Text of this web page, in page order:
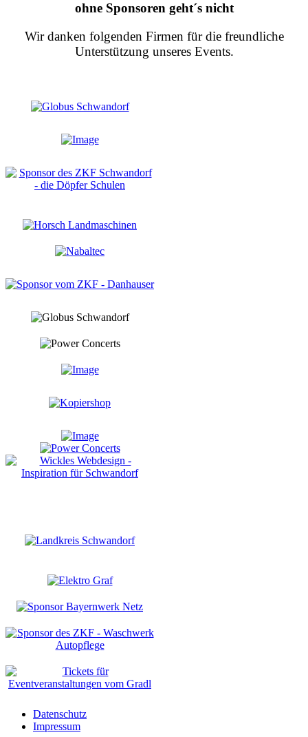
ohne Sponsoren geht´s nicht
Wir danken folgenden Firmen für die freundliche
Unterstützung unseres Events.
Datenschutz
Impressum